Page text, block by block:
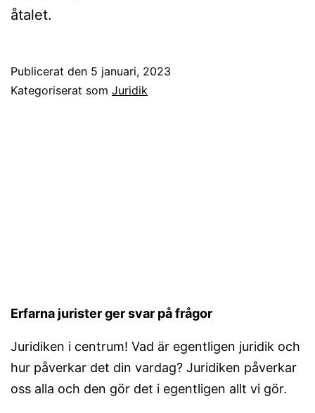
åtalet.
Publicerat den 5 januari, 2023
Kategoriserat som Juridik
Erfarna jurister ger svar på frågor
Juridiken i centrum! Vad är egentligen juridik och
hur påverkar det din vardag? Juridiken påverkar
oss alla och den gör det i egentligen allt vi gör.